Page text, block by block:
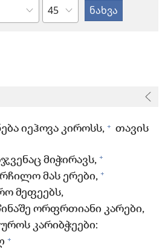
თავი
იეჰოვა კიროსს, + თავის
მიჭირავს, +
მას ერები, +
მეფეებს,
ორფრთიანი კარები,
კარიბჭეები:
+